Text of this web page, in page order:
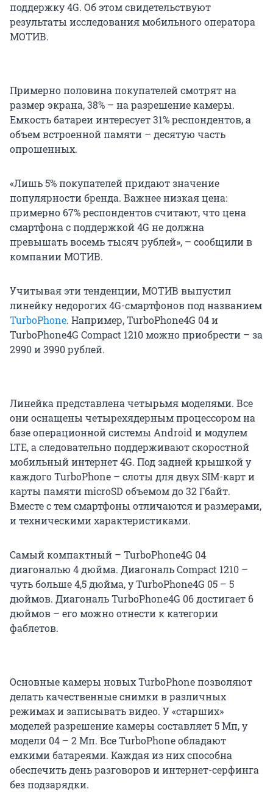
поддержку 4G. Об этом свидетельствуют
результаты исследования мобильного оператора
МОТИВ.
Примерно половина покупателей смотрят на
размер экрана, 38% – на разрешение камеры.
Емкость батареи интересует 31% респондентов, а
объем встроенной памяти – десятую часть
опрошенных.
«Лишь 5% покупателей придают значение
популярности бренда. Важнее низкая цена:
примерно 67% респондентов считают, что цена
смартфона с поддержкой 4G не должна
превышать восемь тысяч рублей», – сообщили в
компании МОТИВ.
Учитывая эти тенденции, МОТИВ выпустил
линейку недорогих 4G-смартфонов под названием
TurboPhone. Например, TurboPhone4G 04 и
TurboPhone4G Compact 1210 можно приобрести – за
2990 и 3990 рублей.
Линейка представлена четырьмя моделями. Все
они оснащены четырехядерным процессором на
базе операционной системы Android и модулем
LTE, а следовательно поддерживают скоростной
мобильный интернет 4G. Под задней крышкой у
каждого TurboPhone – слоты для двух SIM-карт и
карты памяти microSD объемом до 32 Гбайт.
Вместе с тем смартфоны отличаются и размерами,
и техническими характеристиками.
Самый компактный – TurboPhone4G 04
диагональю 4 дюйма. Диагональ Compact 1210 –
чуть больше 4,5 дюйма, у TurboPhone4G 05 – 5
дюймов. Диагональ TurboPhone4G 06 достигает 6
дюймов – его можно отнести к категории
фаблетов.
Основные камеры новых TurboPhone позволяют
делать качественные снимки в различных
режимах и записывать видео. У «старших»
моделей разрешение камеры составляет 5 Мп, у
модели 04 – 2 Мп. Все TurboPhone обладают
емкими батареями. Каждая из них способна
обеспечить день разговоров и интернет-серфинга
без подзарядки.